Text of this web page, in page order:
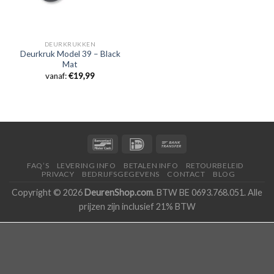
DEURKRUKKEN
Deurkruk Model 39 – Black
Mat
vanaf:€19,99
FAQ’S LEVERING INFO BETALEN INFO
RETOURBELEID
PRIVACY
BEDRIJFSGEGEVENS CONTACT BLOG
Copyright © 2026 DeurenShop.com. BTW BE 0693.768.051. Alle
prijzen zijn inclusief 21% BTW